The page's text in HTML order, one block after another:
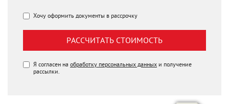
Хочу оформить документы в рассрочку
РАССЧИТАТЬ СТОИМОСТЬ
Я согласен на обработку персональных данных и получение
рассылки.